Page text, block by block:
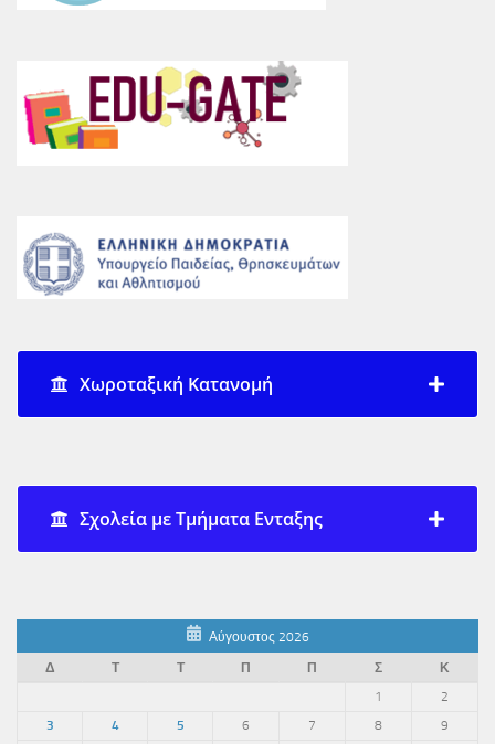
Χωροταξική Κατανομή
Σχολεία με Τμήματα Ενταξης
Αύγουστος 2026
Δ
Τ Τ Π Π Σ
Κ
1
2
3
4 5 6 7 8
9